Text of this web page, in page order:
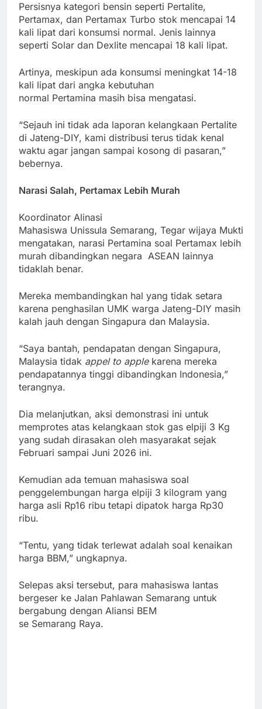
Persisnya kategori bensin seperti Pertalite,
Pertamax, dan Pertamax Turbo stok mencapai 14
kali lipat dari konsumsi normal. Jenis lainnya
seperti Solar dan Dexlite mencapai 18 kali lipat.
Artinya, meskipun ada konsumsi meningkat 14-18
kali lipat dari angka kebutuhan
normal Pertamina masih bisa mengatasi.
“Sejauh ini tidak ada laporan kelangkaan Pertalite
di Jateng-DIY, kami distribusi terus tidak kenal
waktu agar jangan sampai kosong di pasaran,”
bebernya.
Narasi Salah, Pertamax Lebih Murah
Koordinator Alinasi
Mahasiswa Unissula Semarang, Tegar wijaya Mukti
mengatakan, narasi Pertamina soal Pertamax lebih
murah dibandingkan negara ASEAN lainnya
tidaklah benar.
Mereka membandingkan hal yang tidak setara
karena penghasilan UMK warga Jateng-DIY masih
kalah jauh dengan Singapura dan Malaysia.
“Saya bantah, pendapatan dengan Singapura,
Malaysia tidak appel to apple karena mereka
pendapatannya tinggi dibandingkan Indonesia,”
terangnya.
Dia melanjutkan, aksi demonstrasi ini untuk
memprotes atas kelangkaan stok gas elpiji 3 Kg
yang sudah dirasakan oleh masyarakat sejak
Februari sampai Juni 2026 ini.
Kemudian ada temuan mahasiswa soal
penggelembungan harga elpiji 3 kilogram yang
harga asli Rp16 ribu tetapi dipatok harga Rp30
ribu.
“Tentu, yang tidak terlewat adalah soal kenaikan
harga BBM,” ungkapnya.
Selepas aksi tersebut, para mahasiswa lantas
bergeser ke Jalan Pahlawan Semarang untuk
bergabung dengan Aliansi BEM
se Semarang Raya.